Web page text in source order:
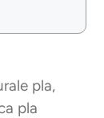
pla,
pla